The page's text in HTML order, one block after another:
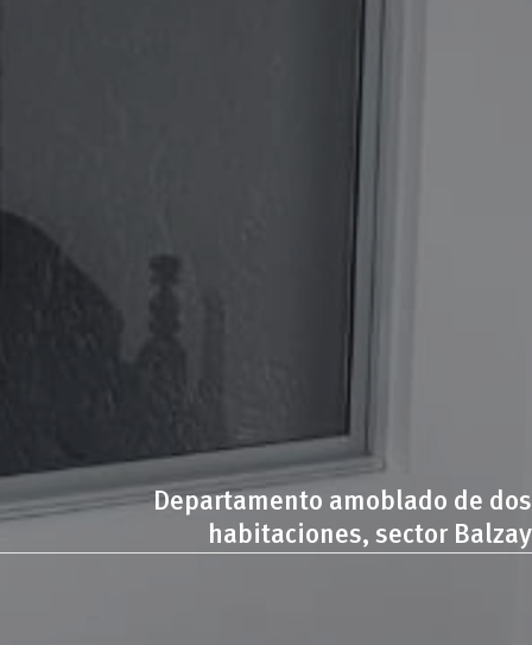
Departamento amoblado de dos
habitaciones, sector Balzay